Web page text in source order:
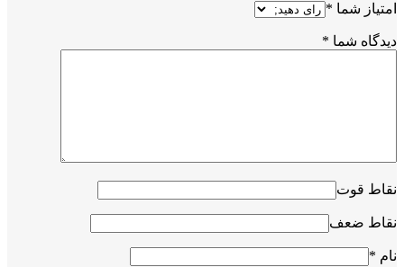
امتیاز شما *
دیدگاه شما *
نقاط قوت
نقاط ضعف
نام *